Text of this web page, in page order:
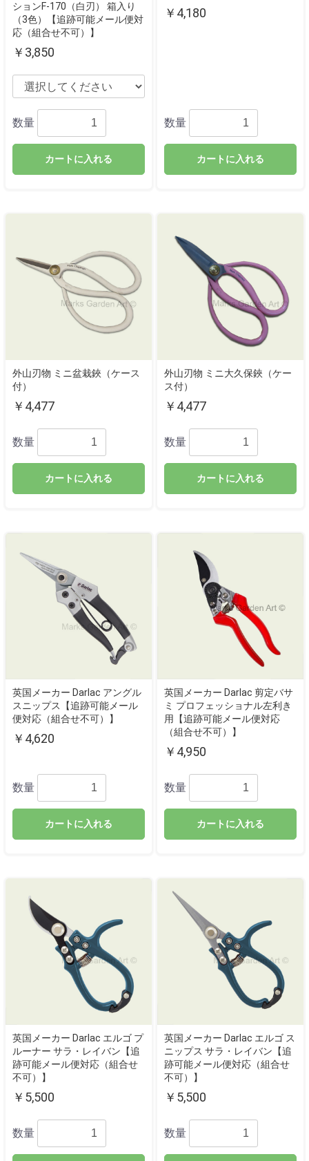
ションF-170（白刃） 箱入り
（3色）【追跡可能メール便対
応（組合せ不可）】
￥3,850
数量
カートに入れる
￥4,180
数量
カートに入れる
外山刃物 ミニ盆栽鋏（ケース
付）
￥4,477
数量
カートに入れる
外山刃物 ミニ大久保鋏（ケー
ス付）
￥4,477
数量
カートに入れる
英国メーカー Darlac アングル
スニップス【追跡可能メール
便対応（組合せ不可）】
￥4,620
数量
カートに入れる
英国メーカー Darlac 剪定バサ
ミ プロフェッショナル左利き
用【追跡可能メール便対応
（組合せ不可）】
￥4,950
数量
カートに入れる
英国メーカー Darlac エルゴ プ
ルーナー サラ・レイバン【追
跡可能メール便対応（組合せ
不可）】
￥5,500
数量
英国メーカー Darlac エルゴ ス
ニップス サラ・レイバン【追
跡可能メール便対応（組合せ
不可）】
￥5,500
数量